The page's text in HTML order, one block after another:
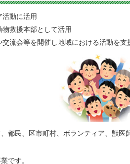
動に活用
救援本部として活用
流会等を開催し地域における活動を支
都民、区市町村、ボランティア、獣
です。